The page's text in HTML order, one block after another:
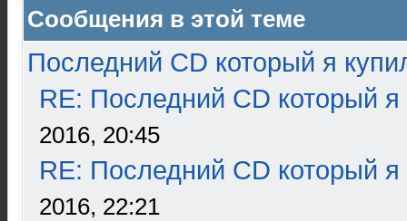
Сообщения в этой теме
Последний CD который я
RE: Последний CD который я
2016, 20:45
RE: Последний CD который я
2016, 22:21